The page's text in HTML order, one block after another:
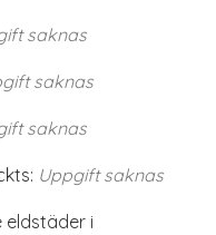
saknas
saknas
saknas
Uppgift saknas
eldstäder i